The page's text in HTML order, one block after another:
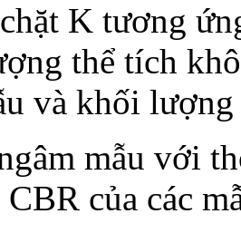
K tương
thể tích
và khối
mẫu với
của các